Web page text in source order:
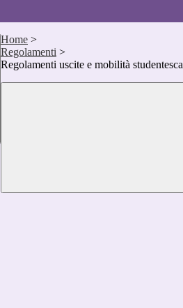
Home >
Regolamenti >
Regolamenti uscite e mobilità studentesca